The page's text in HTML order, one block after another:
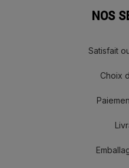
NOS
Satisfait
Choix